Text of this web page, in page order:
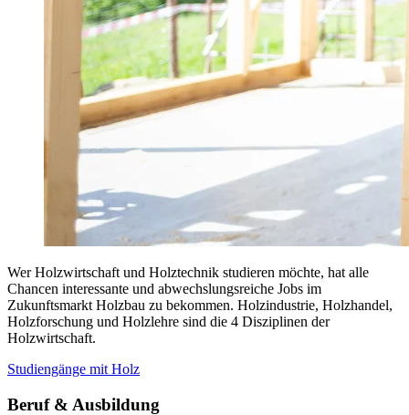
Wer Holzwirtschaft und Holztechnik studieren möchte, hat alle
Chancen interessante und abwechslungsreiche Jobs im
Zukunftsmarkt Holzbau zu bekommen. Holzindustrie, Holzhandel,
Holzforschung und Holzlehre sind die 4 Disziplinen der
Holzwirtschaft.
Studiengänge mit Holz
Beruf & Ausbildung